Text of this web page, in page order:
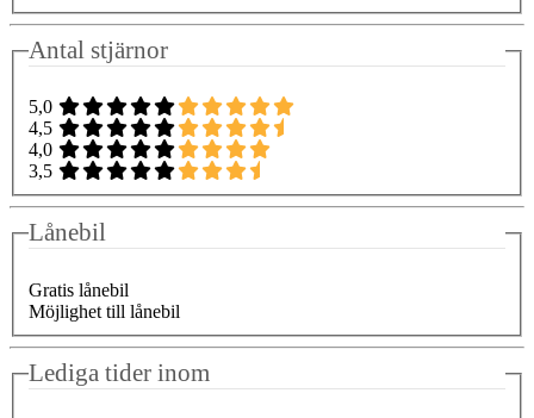
Antal stjärnor
5,0
4,5
4,0
3,5
Lånebil
Gratis lånebil
Möjlighet till lånebil
Lediga tider inom